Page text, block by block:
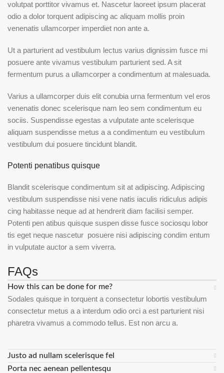
volutpat porttitor vivamus et. Nascetur laoreet ipsum placerat
odio a dolor torquent adipiscing ac aliquam mollis proin
venenatis ullamcorper imperdiet non ante a.
Ut a parturient ad vestibulum lectus varius dignissim fusce mi
posuere ante vivamus vestibulum parturient sed. A sit
fermentum purus a ullamcorper a condimentum at malesuada.
Varius a ullamcorper duis elit conubia urna fermentum vel eros
venenatis donec scelerisque nam leo sem condimentum eu
sociis. Suspendisse egestas a vulputate ante scelerisque
aliquam suspendisse metus a a condimentum eu vestibulum
vestibulum dui posuere tincidunt blandit.
Potenti penatibus quisque
Blandit scelerisque condimentum sit at adipiscing. Adipiscing
vestibulum suspendisse nisi vene natis iaculis ridiculus adipis
cing habitasse neque ad at hendrerit diam facilisi semper.
Potenti pen atibus quisque suspen disse fusce sociosqu lobor
tis eget neque nascetur posuere nisi adipiscing condim entum
in vulputate auctor a sem viverra.
FAQs
How this can be done for me?
Sodales quisque in torquent a consectetur lobortis vestibulum
consectetur metus a a interdum odio orci a est parturient nisi
pharetra vivamus a commodo tellus. Est non arcu a.
Justo ad nullam scelerisque fel
Porta nec aenean pellentesqu